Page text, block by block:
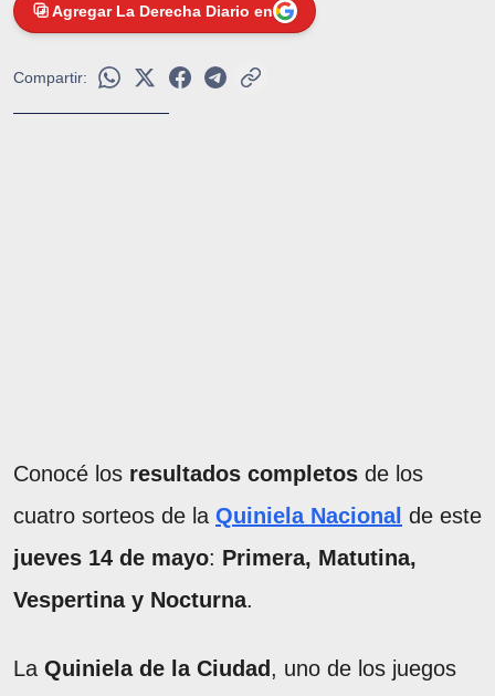
Agregar La Derecha Diario en
Compartir:
Conocé los resultados completos de los
cuatro sorteos de la Quiniela Nacional de este
jueves 14 de mayo: Primera, Matutina,
Vespertina y Nocturna.
La Quiniela de la Ciudad , uno de los juegos